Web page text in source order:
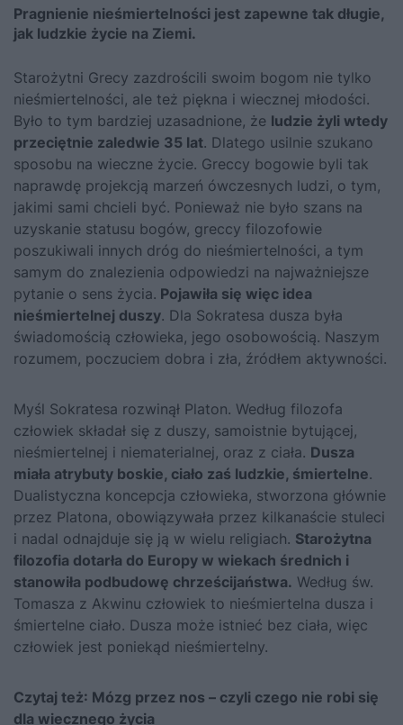
Pragnienie nieśmiertelności jest zapewne tak długie,
jak ludzkie życie na Ziemi.
Starożytni Grecy zazdrościli swoim bogom nie tylko
nieśmiertelności, ale też piękna i wiecznej młodości.
Było to tym bardziej uzasadnione, że ludzie żyli wtedy
przeciętnie zaledwie 35 lat. Dlatego usilnie szukano
sposobu na wieczne życie. Greccy bogowie byli tak
naprawdę projekcją marzeń ówczesnych ludzi, o tym,
jakimi sami chcieli być. Ponieważ nie było szans na
uzyskanie statusu bogów, greccy filozofowie
poszukiwali innych dróg do nieśmiertelności, a tym
samym do znalezienia odpowiedzi na najważniejsze
pytanie o sens życia. Pojawiła się więc idea
nieśmiertelnej duszy. Dla Sokratesa dusza była
świadomością człowieka, jego osobowością. Naszym
rozumem, poczuciem dobra i zła, źródłem aktywności.
Myśl Sokratesa rozwinął Platon. Według filozofa
człowiek składał się z duszy, samoistnie bytującej,
nieśmiertelnej i niematerialnej, oraz z ciała. Dusza
miała atrybuty boskie, ciało zaś ludzkie, śmiertelne.
Dualistyczna koncepcja człowieka, stworzona głównie
przez Platona, obowiązywała przez kilkanaście stuleci
i nadal odnajduje się ją w wielu religiach. Starożytna
filozofia dotarła do Europy w wiekach średnich i
stanowiła podbudowę chrześcijaństwa. Według św.
Tomasza z Akwinu człowiek to nieśmiertelna dusza i
śmiertelne ciało. Dusza może istnieć bez ciała, więc
człowiek jest poniekąd nieśmiertelny.
Czytaj też: Mózg przez nos – czyli czego nie robi się
dla wiecznego życia